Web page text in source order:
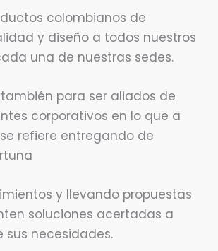
colombianos de
y diseño a todos nuestros
una de nuestras sedes.
para ser aliados de
corporativos en lo que a
refiere entregando de
y llevando propuestas
soluciones acertadas a
sus necesidades.